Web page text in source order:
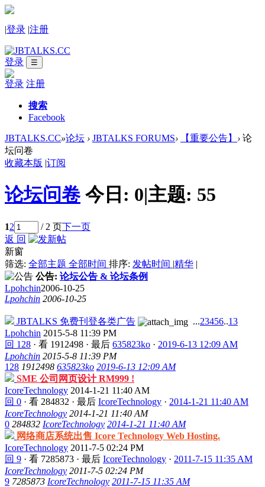
|登录 |注册
登录 ☰
登录 注册
搜索
Facebook
JBTALKS.CC»论坛 › JBTALKS FORUMS› 【重要公告】 › 论
坛问卷
收藏本版 |订阅
论坛问卷 今日: 0|主题: 55
12 / 2 页下一页
返 回
新窗
筛选: 全部主题 全部时间 排序: 发帖时间 |精华 |
公告: 论坛公告 & 论坛条例
Lpohchin2006-10-25
Lpohchin 2006-10-25
JBTALKS 免费刊登各类广告 ...23456..13
Lpohchin 2015-5-8 11:39 PM
回 128 · 看 1912498 · 最后 635823ko · 2019-6-13 12:09 AM
Lpohchin 2015-5-8 11:39 PM
128 1912498 635823ko 2019-6-13 12:09 AM
SME 公司网页设计 RM999 !
IcoreTechnology 2014-1-21 11:40 AM
回 0 · 看 284832 · 最后 IcoreTechnology · 2014-1-21 11:40 AM
IcoreTechnology 2014-1-21 11:40 AM
0 284832 IcoreTechnology 2014-1-21 11:40 AM
网络商店系统出售 Icore Technology Web Hosting.
IcoreTechnology 2011-7-5 02:24 PM
回 9 · 看 7285873 · 最后 IcoreTechnology · 2011-7-15 11:35 AM
IcoreTechnology 2011-7-5 02:24 PM
9 7285873 IcoreTechnology 2011-7-15 11:35 AM